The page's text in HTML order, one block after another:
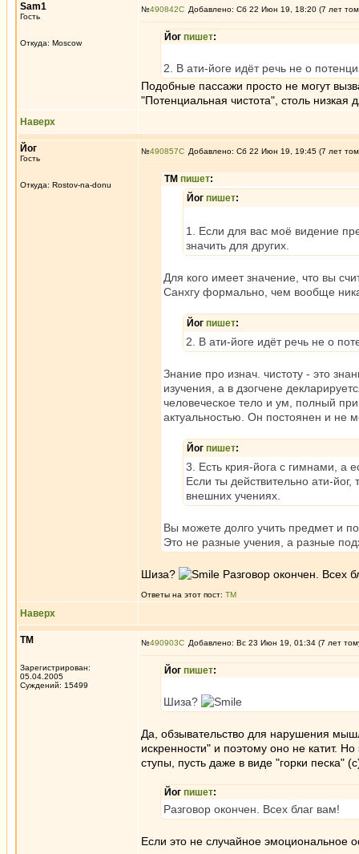
Sam1
Гость
Откуда: Moscow
№490842 Добавлено: Сб 22 Июн 19, 18:20 (7 лет
Йог пишет:
2. В ати-йоге идёт речь не о
Подобные пассажи просто не могут
"Потенциальная чистота", столь низкая
Наверх
Йог
Гость
Откуда: Rostov-na-donu
№490857 Добавлено: Сб 22 Июн 19, 19:45 (7 лет
ТМ пишет:
Йог пишет:
1. Если для вас моё видение
значить для других.
Для кого имеет значение, что вы
Санхгу формально, чем вообще
Йог пишет:
2. В ати-йоге идёт речь не о
Знание про изнач. чистоту - это
изучения, а в дзогчене
человеческое тело и ум, полный
актуальностью. Он постоянен и не
Йог пишет:
3. Есть крия-йога с гимнами, а
Если ты действительно ати-
внешних учениях.
Вы можете долго учить предмет и
Это не разные учения, а разные
Шиза? Разговор окончен. Всех
Ответы на этот пост: ТМ
Наверх
ТМ
Зарегистрирован:
05.04.2005
Суждений: 15499
№490903 Добавлено: Вс 23 Июн 19, 01:34 (7 лет
Йог пишет:
Шиза?
Да, обзывательство для нарушения
искренности" и поэтому оно не катит.
ступы, пусть даже в виде "горки песка"
Йог пишет:
Разговор окончен. Всех благ вам!
Если это не случайное эмоциональное